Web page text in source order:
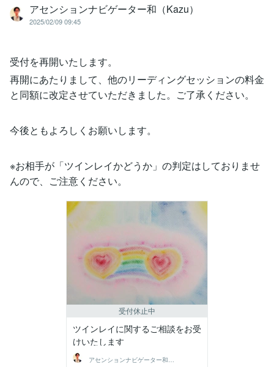
アセンションナビゲーター和（Kazu）
2025/02/09 09:45
受付を再開いたします。
再開にあたりまして、他のリーディングセッションの料金
と同額に改定させていただきました。ご了承ください。
今後ともよろしくお願いします。
※お相手が「ツインレイかどうか」の判定はしておりませ
んので、ご注意ください。
受付休止中
ツインレイに関するご相談をお受
けいたします
アセンションナビゲーター和（Kazu）